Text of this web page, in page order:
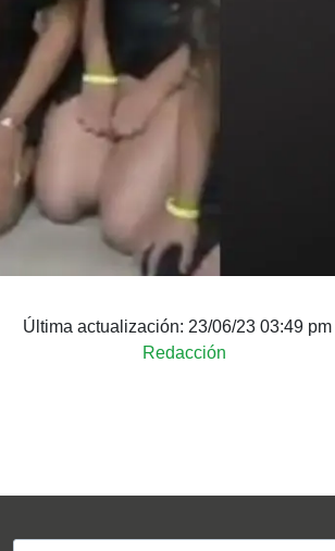
Última actualización: 23/06/23 03:49 pm
Redacción